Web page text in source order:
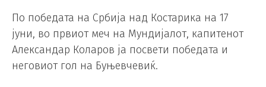
По победата на Србија над Костарика на 17
јуни, во првиот меч на Мундијалот, капитенот
Александар Коларов ја посвети победата и
неговиот гол на Буњевчевиќ.